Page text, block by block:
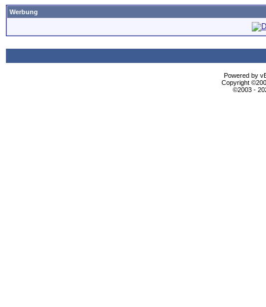
Werbung
Powered by
Copyright
©2003 -